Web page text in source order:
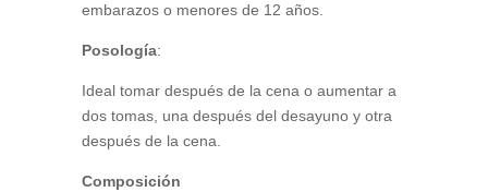
embarazos o menores de 12 años.
Posología:
Ideal tomar después de la cena o aumentar a
dos tomas, una después del desayuno y otra
después de la cena.
Composición